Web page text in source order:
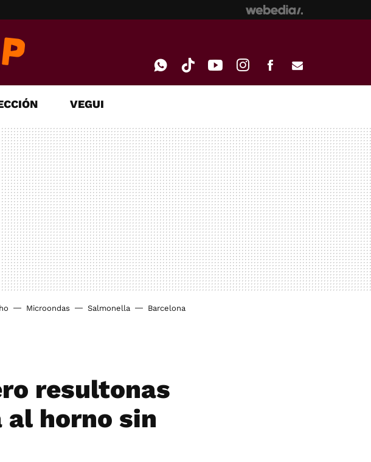
MAIL
VEGUI
Microondas Salmonella Barcelona
resultonas
al horno sin